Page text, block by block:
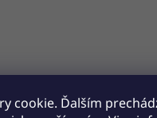
cookie. Ďalším